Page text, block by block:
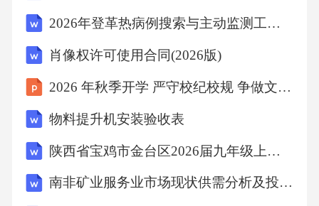
2026年登革热病例搜索与主动监测工作指引
肖像权许可使用合同(2026版)
2026 年秋季开学 严守校纪校规 争做文明中学生
物料提升机安装验收表
陕西省宝鸡市金台区2026届九年级上学期期末学情调研数学试卷（含答案）
南非矿业服务业市场现状供需分析及投资评估规划分析研究报告